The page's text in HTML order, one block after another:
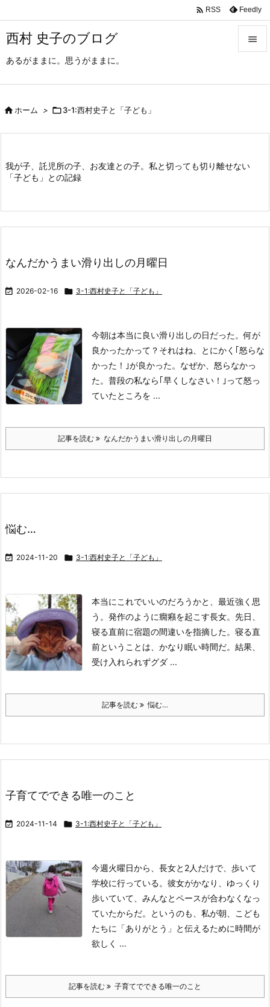
西村 史子のブログ
あるがままに。思うがままに。

次へ
 RSS Feedly
ホーム > 3-1:西村史子と「子ども」
我が子、託児所の子、お友達との子。私と切っても切り離せない
「子ども」との記録
なんだかうまい滑り出しの月曜日
 2026-02-16  3-1:西村史子と「子ども」
今朝は本当に良い滑り出しの日だった。何が
良かったかって？ それはね、とにかく｢怒らな
かった！｣が良かった。 なぜか、怒らなかっ
た。 普段の私なら｢早くしなさい！｣って怒っ
ていたところを ...
記事を読む なんだかうまい滑り出しの月曜日
悩む…
 2024-11-20  3-1:西村史子と「子ども」
本当にこれでいいのだろうかと、最近強く思
う。 発作のように癇癪を起こす長女。 先日、
寝る直前に宿題の間違いを指摘した。 寝る直
前ということは、かなり眠い時間だ。 結果、
受け入れられずグダ ...
記事を読む 悩む…
子育てでできる唯一のこと
 2024-11-14  3-1:西村史子と「子ども」
今週火曜日から、長女と2人だけで、歩いて
学校に行っている。 彼女がかなり、ゆっくり
歩いていて、みんなとペースが合わなくなっ
ていたからだ。
というのも、私が朝、こども
たちに「ありがとう」と伝えるために時間が
欲しく ...
記事を読む 子育てでできる唯一のこと